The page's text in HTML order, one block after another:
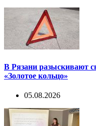
В Рязани разыскивают
«Золотое кольцо»
05.08.2026